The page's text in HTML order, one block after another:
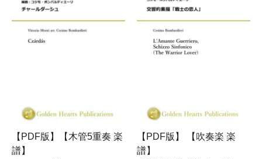
【PDF版】【木管5重奏 楽
譜】
【PDF版】 【吹奏楽 楽
譜】